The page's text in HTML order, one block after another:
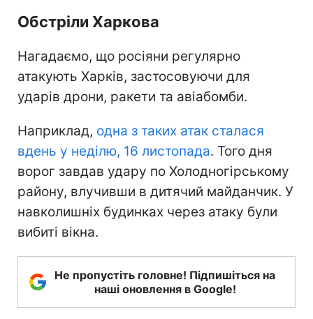
Обстріли Харкова
Нагадаємо, що росіяни регулярно
атакують Харків, застосовуючи для
ударів дрони, ракети та авіабомби.
Наприклад, одна з таких атак сталася
вдень у неділю, 16 листопада. Того дня
ворог завдав удару по Холодногірському
району, влучивши в дитячий майданчик. У
навколишніх будинках через атаку були
вибиті вікна.
Не пропустіть головне! Підпишіться на
наші оновлення в Google!